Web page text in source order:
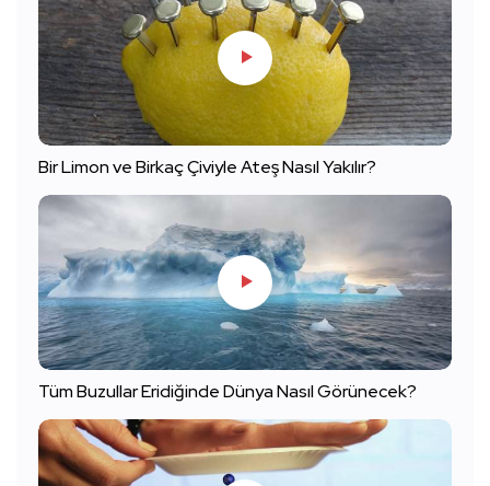
Bir Limon ve Birkaç Çiviyle Ateş Nasıl Yakılır?
Tüm Buzullar Eridiğinde Dünya Nasıl Görünecek?